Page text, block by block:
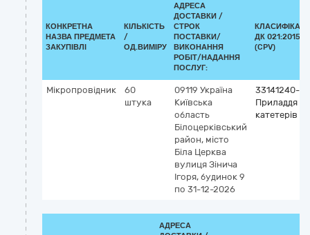
КОНКРЕТНА
НАЗВА ПРЕДМЕТА
ЗАКУПІВЛІ
КІЛЬКІСТЬ
/
ОД.ВИМІРУ
АДРЕСА
ДОСТАВКИ /
СТРОК
ПОСТАВКИ/
ВИКОНАННЯ
РОБІТ/НАДАННЯ
ПОСЛУГ:
ДК 021:2015
(CPV)
Мікропровідник
60
штука
09119 Україна
Київська
область
Білоцерківський
район, місто
Біла Церква
вулиця Зінича
Ігоря, будинок 9
по 31-12-2026
33141240-4
Приладдя до
катетерів
АДРЕСА